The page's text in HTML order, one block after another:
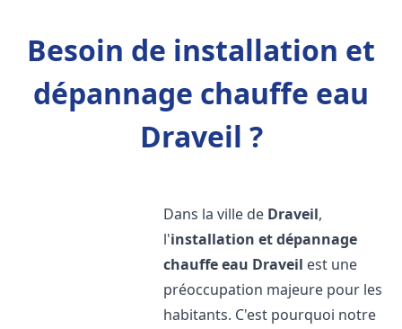
Besoin de installation et
dépannage chauffe eau
Draveil ?
Dans la ville de Draveil,
l'installation et dépannage
chauffe eau Draveil est une
préoccupation majeure pour les
habitants. C'est pourquoi notre